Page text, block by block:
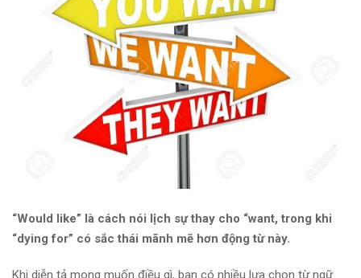
“Would like” là cách nói lịch sự thay cho “want, trong khi
“dying for” có sắc thái mãnh mẽ hơn động từ này.
Khi diễn tả mong muốn điều gì, bạn có nhiều lựa chọn từ ngữ